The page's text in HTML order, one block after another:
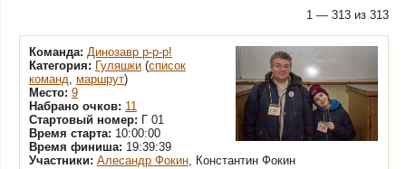
1 — 313 из 313
Команда: Динозавр р-р-р!
Категория: Гуляшки (список
команд, маршрут)
Место: 9
Набрано очков: 11
Стартовый номер: Г 01
Время старта: 10:00:00
Время финиша: 19:39:39
Участники: Алесандр Фокин, Константин Фокин